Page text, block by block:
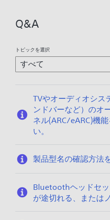
Q&A
トピックを選択
TVやオーディオシス
ンドバーなど）のオ
ネル(ARC/eARC)機
い。
製品型名の確認方法
Bluetoothヘッドセ
が途切れる、または